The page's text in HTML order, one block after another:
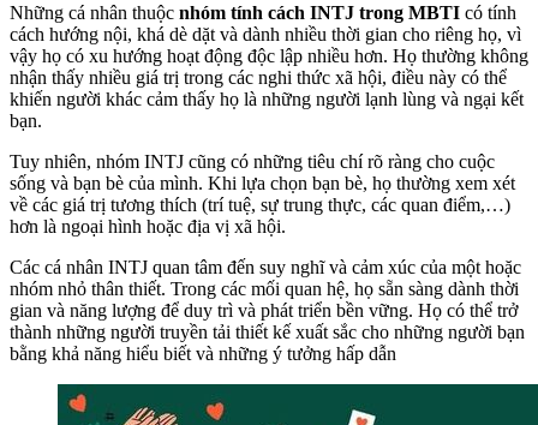
Những cá nhân thuộc nhóm tính cách INTJ trong MBTI có tính
cách hướng nội, khá dè dặt và dành nhiều thời gian cho riêng họ, vì
vậy họ có xu hướng hoạt động độc lập nhiều hơn. Họ thường không
nhận thấy nhiều giá trị trong các nghi thức xã hội, điều này có thể
khiến người khác cảm thấy họ là những người lạnh lùng và ngại kết
bạn.
Tuy nhiên, nhóm INTJ cũng có những tiêu chí rõ ràng cho cuộc
sống và bạn bè của mình. Khi lựa chọn bạn bè, họ thường xem xét
về các giá trị tương thích (trí tuệ, sự trung thực, các quan điểm,…)
hơn là ngoại hình hoặc địa vị xã hội.
Các cá nhân INTJ quan tâm đến suy nghĩ và cảm xúc của một hoặc
nhóm nhỏ thân thiết. Trong các mối quan hệ, họ sẵn sàng dành thời
gian và năng lượng để duy trì và phát triển bền vững. Họ có thể trở
thành những người truyền tải thiết kế xuất sắc cho những người bạn
bằng khả năng hiểu biết và những ý tưởng hấp dẫn